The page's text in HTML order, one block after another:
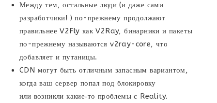
Между тем, остальные люди (и даже сами
разработчики! ) по-прежнему продолжают
правильнее V2Fly как V2Ray, бинарники и пакеты
по-прежнему называются v2ray-core, что
добавляет и путаницы.
CDN могут быть отличным запасным вариантом,
когда ваш сервер попал под блокировку
или возникли какие‑то проблемы с Reality.